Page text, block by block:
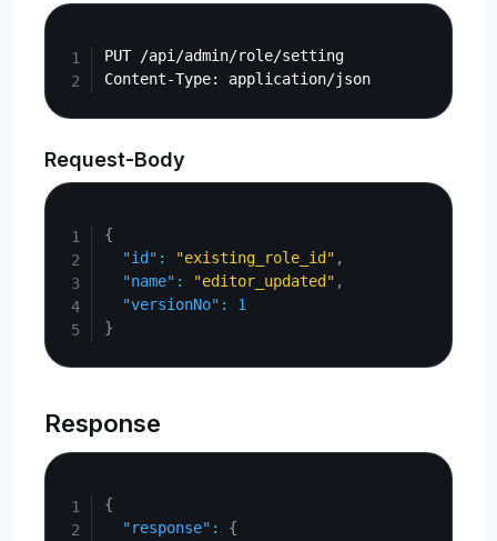
PUT /api/admin/role/setting
Request-Body
{
"id" : "existing_role_id" ,
"name" : "editor_updated" ,
"versionNo" :
1
}
Response
{
"response" :
{